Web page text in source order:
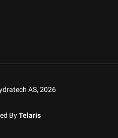
AS, 2026
ByTelaris